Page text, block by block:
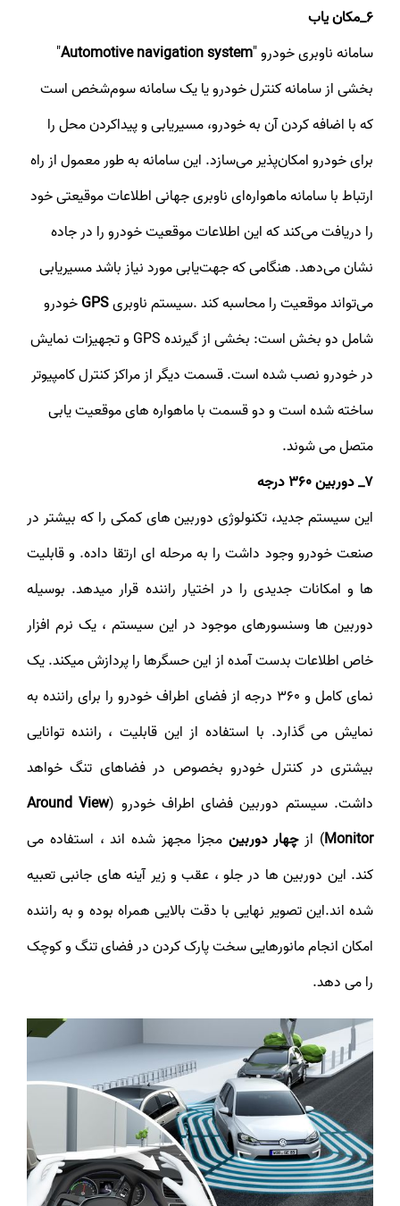
6_مکان یاب
سامانه ناوبری خودرو "Automotive navigation system
"
بخشی از سامانه کنترل خودرو یا یک سامانه سوم‌شخص است
که با اضافه کردن آن به خودرو، مسیریابی و پیداکردن محل را
برای خودرو امکان‌پذیر می‌سازد. این سامانه به طور معمول از راه
ارتباط با سامانه ماهواره‌ای ناوبری جهانی اطلاعات موقیعتی خود
را دریافت می‌کند که این اطلاعات موقعیت خودرو را در جاده
نشان می‌دهد. هنگامی که جهت‌یابی مورد نیاز باشد مسیریابی
می‌تواند موقعیت را محاسبه کند .سیستم ناوبری
خودرو
شامل دو بخش است: بخشی از گیرنده GPS و تجهیزات نمایش
در خودرو نصب شده است. قسمت دیگر از مراکز کنترل کامپیوتر
ساخته شده است و دو قسمت با ماهواره های موقعیت یابی
متصل می شوند.
7_ دوربین 360 درجه
این سیستم جدید، تکنولوژی دوربین های کمکی را که بیشتر در
صنعت خودرو وجود داشت را به مرحله ای ارتقا داده. و قابلیت
ها و امکانات جدیدی را در اختیار راننده قرار میدهد. بوسیله
دوربین ها وسنسورهای موجود در این سیستم ، یک نرم افزار
خاص اطلاعات بدست آمده از این حسگرها را پردازش میکند. یک
نمای کامل و ۳۶۰ درجه از فضای اطراف خودرو را برای راننده به
نمایش می گذارد. با استفاده از این قابلیت ، راننده توانایی
بیشتری در کنترل خودرو بخصوص در فضاهای تنگ خواهد
داشت. سیستم دوربین فضای اطراف خودرو (Around View
Monitor) از چهار دوربین مجزا مجهز شده اند ، استفاده می
کند. این دوربین ها در جلو ، عقب و زیر آینه های جانبی تعبیه
شده اند.این تصویر نهایی با دقت بالایی همراه بوده و به راننده
امکان انجام مانورهایی سخت پارک کردن در فضای تنگ و کوچک
را می دهد.